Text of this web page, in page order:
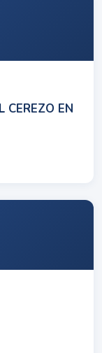
CEREZO EN